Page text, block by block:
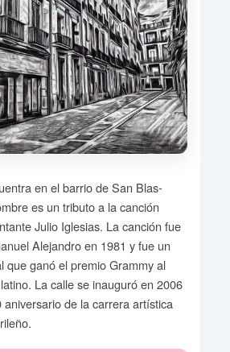
en el barrio de San Blas-
es un tributo a la canción
Julio Iglesias. La canción fue
Alejandro en 1981 y fue un
que ganó el premio Grammy al
La calle se inauguró en 2006
aniversario de la carrera artística